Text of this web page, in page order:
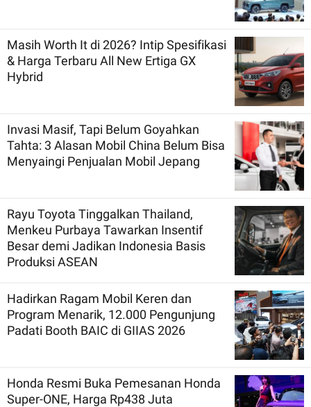
Masih Worth It di 2026? Intip Spesifikasi
& Harga Terbaru All New Ertiga GX
Hybrid
Invasi Masif, Tapi Belum Goyahkan
Tahta: 3 Alasan Mobil China Belum Bisa
Menyaingi Penjualan Mobil Jepang
Rayu Toyota Tinggalkan Thailand,
Menkeu Purbaya Tawarkan Insentif
Besar demi Jadikan Indonesia Basis
Produksi ASEAN
Hadirkan Ragam Mobil Keren dan
Program Menarik, 12.000 Pengunjung
Padati Booth BAIC di GIIAS 2026
Honda Resmi Buka Pemesanan Honda
Super-ONE, Harga Rp438 Juta